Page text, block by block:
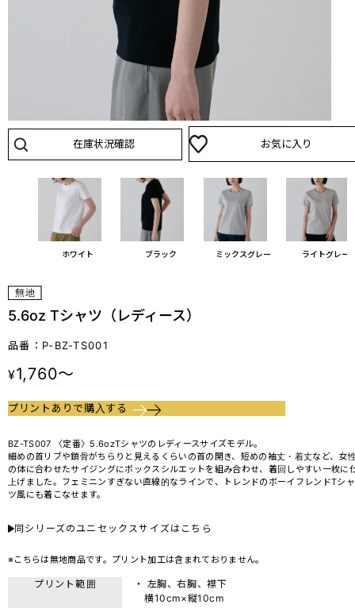
在庫状況確認 お気に入り
ホワイト ブラック ミックスグレー ライトグレー
5.6oz Tシャツ（レディース）
品番：P-BZ-TS001
¥1,760～
プリントありで購入する
BZ-TS007 〈定番〉5.6ozTシャツのレディースサイズモデル。
細めの首リブや鎖骨がちらりと見えるくらいの首の開き、短めの袖丈・着丈など、女
の体に合わせたサイジングにボックスシルエットを組み合わせ、着回しやすい一枚に
上げました。フェミニンすぎない直線的なラインで、トレンドのボーイフレンドTシャ
ツ風にも着こなせます。
同シリーズのユニセックスサイズはこちら
※こちらは無地商品です。プリント加工は含まれておりません。
プリント範囲
・ 左胸、右胸、襟下
横10cm×縦10cm